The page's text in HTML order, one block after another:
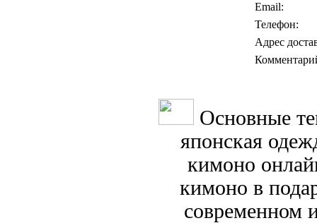
Email:
Телефон:
Адрес
Основные
японская
кимоно
кимоно в
современном